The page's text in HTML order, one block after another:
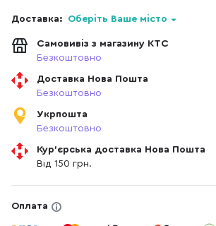
Доставка: Оберіть Ваше місто
Самовивіз з магазину КТС
Безкоштовно
Доставка Нова Пошта
Безкоштовно
Укрпошта
Безкоштовно
Кур'єрська доставка Нова Пошта
Від 150 грн.
Оплата